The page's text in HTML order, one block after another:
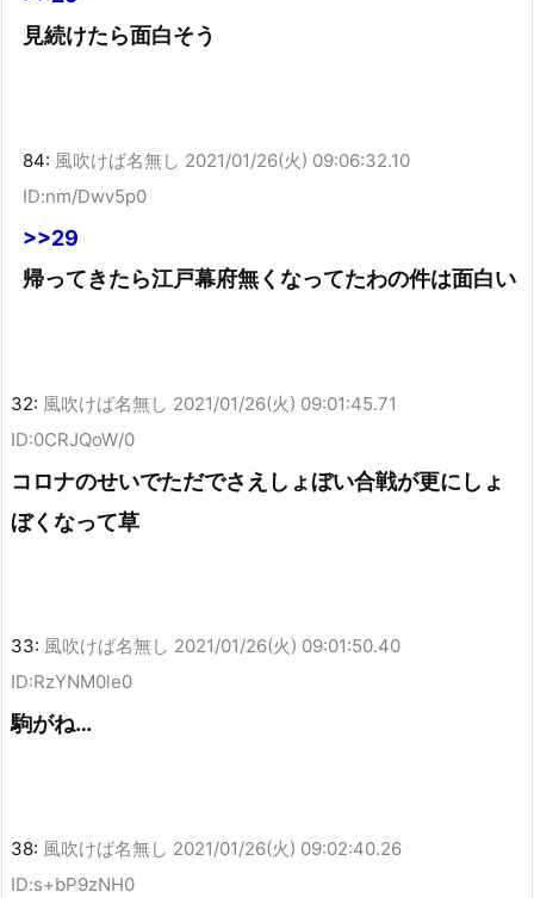
見続けたら面白そう
84: 風吹けば名無し 2021/01/26(火) 09:06:32.10
ID:nm/Dwv5p0
>>29
帰ってきたら江戸幕府無くなってたわの件は面白い
32: 風吹けば名無し 2021/01/26(火) 09:01:45.71
ID:0CRJQoW/0
コロナのせいでただでさえしょぼい合戦が更にしょ
ぼくなって草
33: 風吹けば名無し 2021/01/26(火) 09:01:50.40
ID:RzYNM0le0
駒がね…
38: 風吹けば名無し 2021/01/26(火) 09:02:40.26
ID:s+bP9zNH0